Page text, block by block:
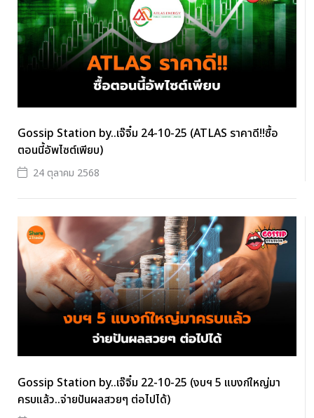
Gossip Station by..เจ๊จิ๋ม 24-10-25 (ATLAS ราคาดี!!ซื้อ
ตอนนี้อัพไซต์เพียบ)
24 ตุลาคม 2568
Gossip Station by..เจ๊จิ๋ม 22-10-25 (งบฯ 5 แบงก์ใหญ่มา
ครบแล้ว..จ่ายปันผลสวยๆ ต่อไปได้)